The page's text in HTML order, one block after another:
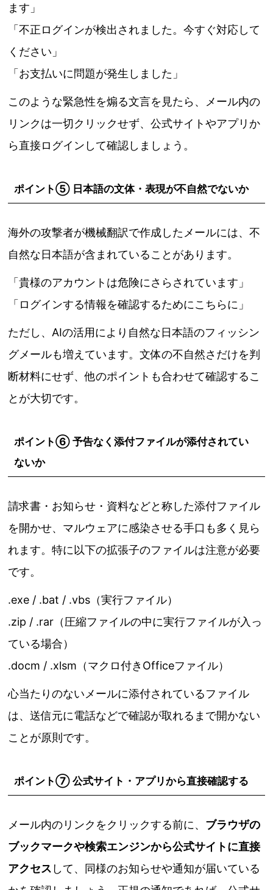
ます」
「不正ログインが検出されました。今すぐ対応して
ください」
「お支払いに問題が発生しました」
このような緊急性を煽る文言を見たら、メール内の
リンクは一切クリックせず、公式サイトやアプリか
ら直接ログインして確認しましょう。
ポイント⑤ 日本語の文体・表現が不自然でないか
海外の攻撃者が機械翻訳で作成したメールには、不
自然な日本語が含まれていることがあります。
「貴様のアカウントは危険にさらされています」
「ログインする情報を確認するためにこちらに」
ただし、AIの活用により自然な日本語のフィッシン
グメールも増えています。文体の不自然さだけを判
断材料にせず、他のポイントも合わせて確認するこ
とが大切です。
ポイント⑥ 予告なく添付ファイルが添付されてい
ないか
請求書・お知らせ・資料などと称した添付ファイル
を開かせ、マルウェアに感染させる手口も多く見ら
れます。特に以下の拡張子のファイルは注意が必要
です。
.exe / .bat / .vbs（実行ファイル）
.zip / .rar（圧縮ファイルの中に実行ファイルが入っ
ている場合）
.docm / .xlsm（マクロ付きOfficeファイル）
心当たりのないメールに添付されているファイル
は、送信元に電話などで確認が取れるまで開かない
ことが原則です。
ポイント⑦ 公式サイト・アプリから直接確認する
メール内のリンクをクリックする前に、 ブラウザの
ブックマークや検索エンジンから公式サイトに直接
アクセス して、同様のお知らせや通知が届いている